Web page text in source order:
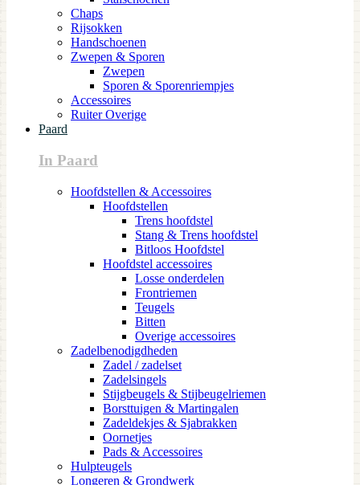
Chaps
Rijsokken
Handschoenen
Zwepen & Sporen
Zwepen
Sporen & Sporenriempjes
Accessoires
Ruiter Overige
Paard
In Paard
Hoofdstellen & Accessoires
Hoofdstellen
Trens hoofdstel
Stang & Trens hoofdstel
Bitloos Hoofdstel
Hoofdstel accessoires
Losse onderdelen
Frontriemen
Teugels
Bitten
Overige accessoires
Zadelbenodigdheden
Zadel / zadelset
Zadelsingels
Stijgbeugels & Stijbeugelriemen
Borsttuigen & Martingalen
Zadeldekjes & Sjabrakken
Oornetjes
Pads & Accessoires
Hulpteugels
Longeren & Grondwerk